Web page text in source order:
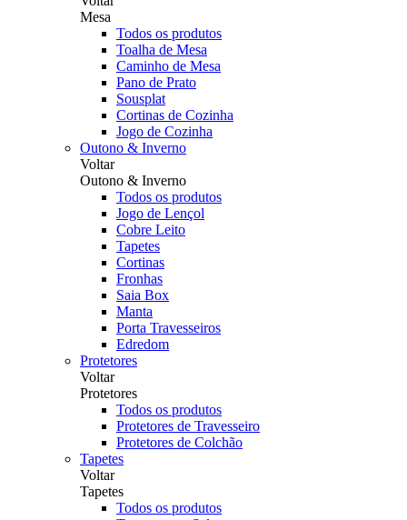
Mesa
Todos os produtos
Toalha de Mesa
Caminho de Mesa
Pano de Prato
Sousplat
Cortinas de Cozinha
Jogo de Cozinha
Outono & Inverno
Voltar
Outono & Inverno
Todos os produtos
Jogo de Lençol
Cobre Leito
Tapetes
Cortinas
Fronhas
Saia Box
Manta
Porta Travesseiros
Edredom
Protetores
Voltar
Protetores
Todos os produtos
Protetores de Travesseiro
Protetores de Colchão
Tapetes
Voltar
Tapetes
Todos os produtos